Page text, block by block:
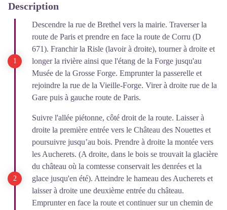
Description
Descendre la rue de Brethel vers la mairie. Traverser la
route de Paris et prendre en face la route de Corru (D
671). Franchir la Risle (lavoir à droite), tourner à droite et
longer la rivière ainsi que l'étang de la Forge jusqu'au
Musée de la Grosse Forge. Emprunter la passerelle et
rejoindre la rue de la Vieille-Forge. Virer à droite rue de la
Gare puis à gauche route de Paris.
Suivre l'allée piétonne, côté droit de la route. Laisser à
droite la première entrée vers le Château des Nouettes et
poursuivre jusqu’au bois. Prendre à droite la montée vers
les Aucherets. (A droite, dans le bois se trouvait la glacière
du château où la comtesse conservait les denrées et la
glace jusqu'en été). Atteindre le hameau des Aucherets et
laisser à droite une deuxième entrée du château.
Emprunter en face la route et continuer sur un chemin de